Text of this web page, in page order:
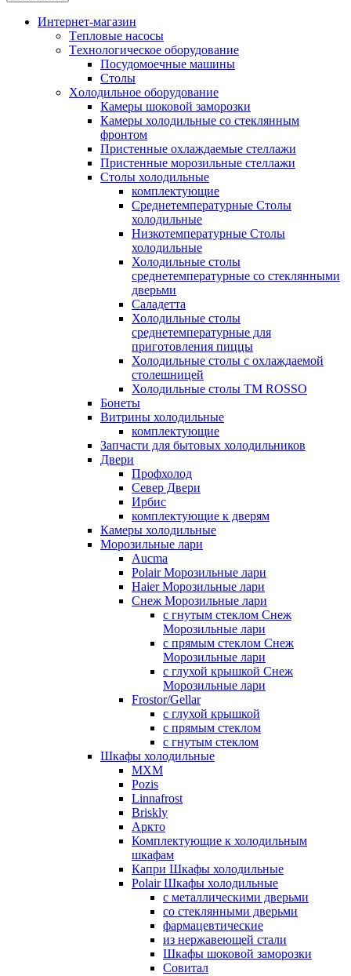
Интернет-магазин
Tепловые насосы
Tехнологическое оборудование
Посудомоечные машины
Столы
Xолодильное оборудование
Камеры шоковой заморозки
Камеры холодильные со стеклянным
фронтом
Пристенные охлаждаемые стеллажи
Пристенные морозильные стеллажи
Столы холодильные
комплектующие
Среднетемпературные Столы
холодильные
Низкотемпературные Столы
холодильные
Холодильные столы
среднетемпературные со стеклянными
дверьми
Саладетта
Холодильные столы
среднетемпературные для
приготовления пиццы
Холодильные столы с охлаждаемой
столешницей
Холодильные столы ТМ ROSSO
Бонеты
Витрины холодильные
комплектующие
Запчасти для бытовых холодильников
Двери
Профхолод
Север Двери
Ирбис
комплектующие к дверям
Камеры холодильные
Морозильные лари
Aucma
Polair Морозильные лари
Haier Морозильные лари
Снеж Морозильные лари
с гнутым стеклом Снеж
Морозильные лари
с прямым стеклом Снеж
Морозильные лари
с глухой крышкой Снеж
Морозильные лари
Frostor/Gellar
с глухой крышкой
с прямым стеклом
с гнутым стеклом
Шкафы холодильные
МХМ
Pozis
Linnafrost
Briskly
Аркто
Комплектующие к холодильным
шкафам
Капри Шкафы холодильные
Polair Шкафы холодильные
с металлическими дверьми
со стеклянными дверьми
фармацевтические
из нержавеющей стали
Шкафы шоковой заморозки
Совитал